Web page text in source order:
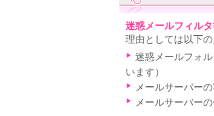
迷惑メールフィル
理由としては以下
迷惑メールフォ
います）
メールサーバー
メールサーバー